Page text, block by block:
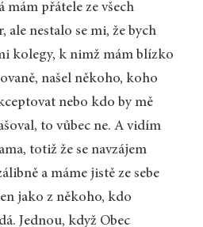
mám přátele ze všech
ale nestalo se mi, že bych
kolegy, k nimž mám blízko
našel někoho, koho
nebo kdo by mě
to vůbec ne. A vidím
totiž že se navzájem
a máme jistě ze sebe
jako z někoho, kdo
Jednou, když Obec